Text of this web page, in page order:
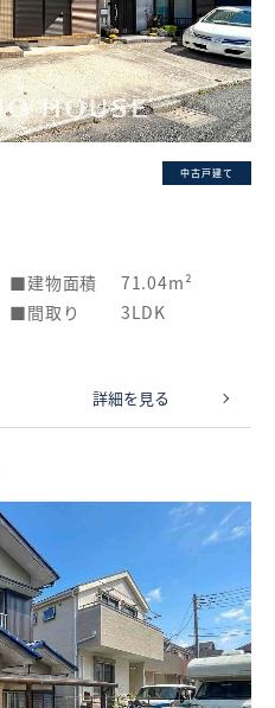
中古戸建て
建物面積
71.04m²
間取り 3LDK
詳細を見る